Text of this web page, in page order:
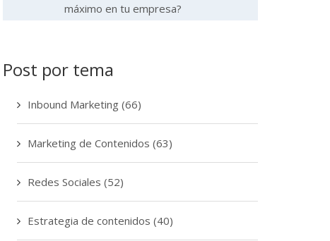
máximo en tu empresa?
Post por tema
Inbound Marketing(66)
Marketing de Contenidos(63)
Redes Sociales(52)
Estrategia de contenidos(40)